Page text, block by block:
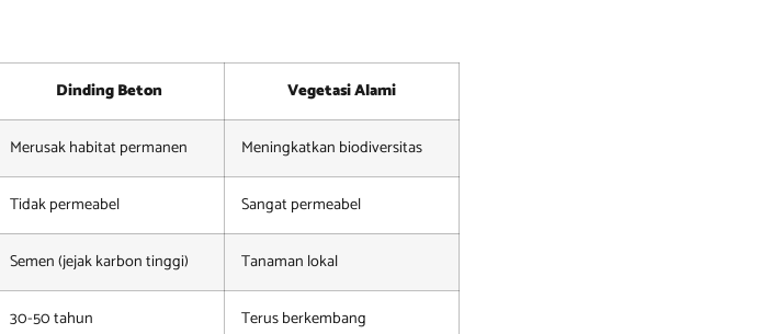
Dinding Beton Vegetasi Alami
Merusak habitat permanen Meningkatkan biodiversitas
Tidak permeabel Sangat permeabel
Semen (jejak karbon tinggi) Tanaman lokal
30-50 tahun Terus berkembang